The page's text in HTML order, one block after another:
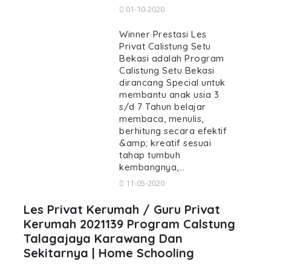
01-10-2020
Winner Prestasi Les
Privat Calistung Setu
Bekasi adalah Program
Calistung Setu Bekasi
dirancang Special untuk
membantu anak usia 3
s/d 7 Tahun belajar
membaca, menulis,
berhitung secara efektif
&amp; kreatif sesuai
tahap tumbuh
kembangnya,…
11-05-2020
Les Privat Kerumah / Guru Privat
Kerumah 2021139 Program Calstung
Talagajaya Karawang Dan
Sekitarnya | Home Schooling